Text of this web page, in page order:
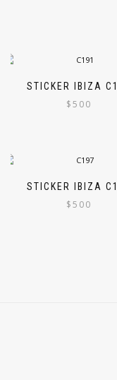
STICKER IBIZA
$500
STICKER IBIZA
$500